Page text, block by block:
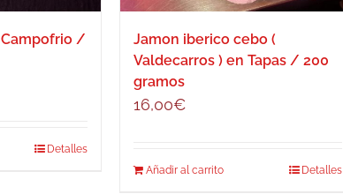
Campofrio /
Detalles
Jamon iberico cebo (
Valdecarros ) en Tapas / 200
gramos
16,00€
Añadir al carrito Detalles